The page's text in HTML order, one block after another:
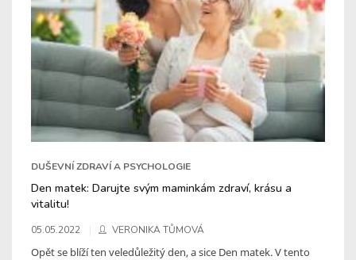
DUŠEVNÍ ZDRAVÍ A PSYCHOLOGIE
Den matek: Darujte svým maminkám zdraví, krásu a
vitalitu!
05.05.2022 VERONIKA TŮMOVÁ
Opět se blíží ten veledůležitý den, a sice Den matek. V tento